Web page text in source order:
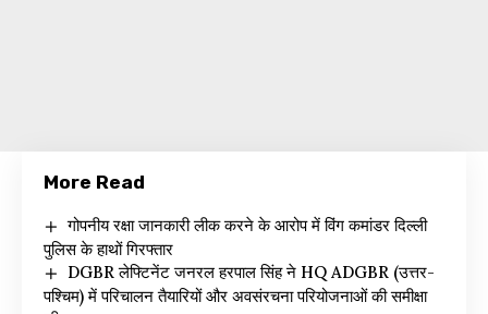
More Read
गोपनीय रक्षा जानकारी लीक करने के आरोप में विंग कमांडर दिल्ली
पुलिस के हाथों गिरफ्तार
DGBR लेफ्टिनेंट जनरल हरपाल सिंह ने HQ ADGBR (उत्तर-
पश्चिम) में परिचालन तैयारियों और अवसंरचना परियोजनाओं की समीक्षा